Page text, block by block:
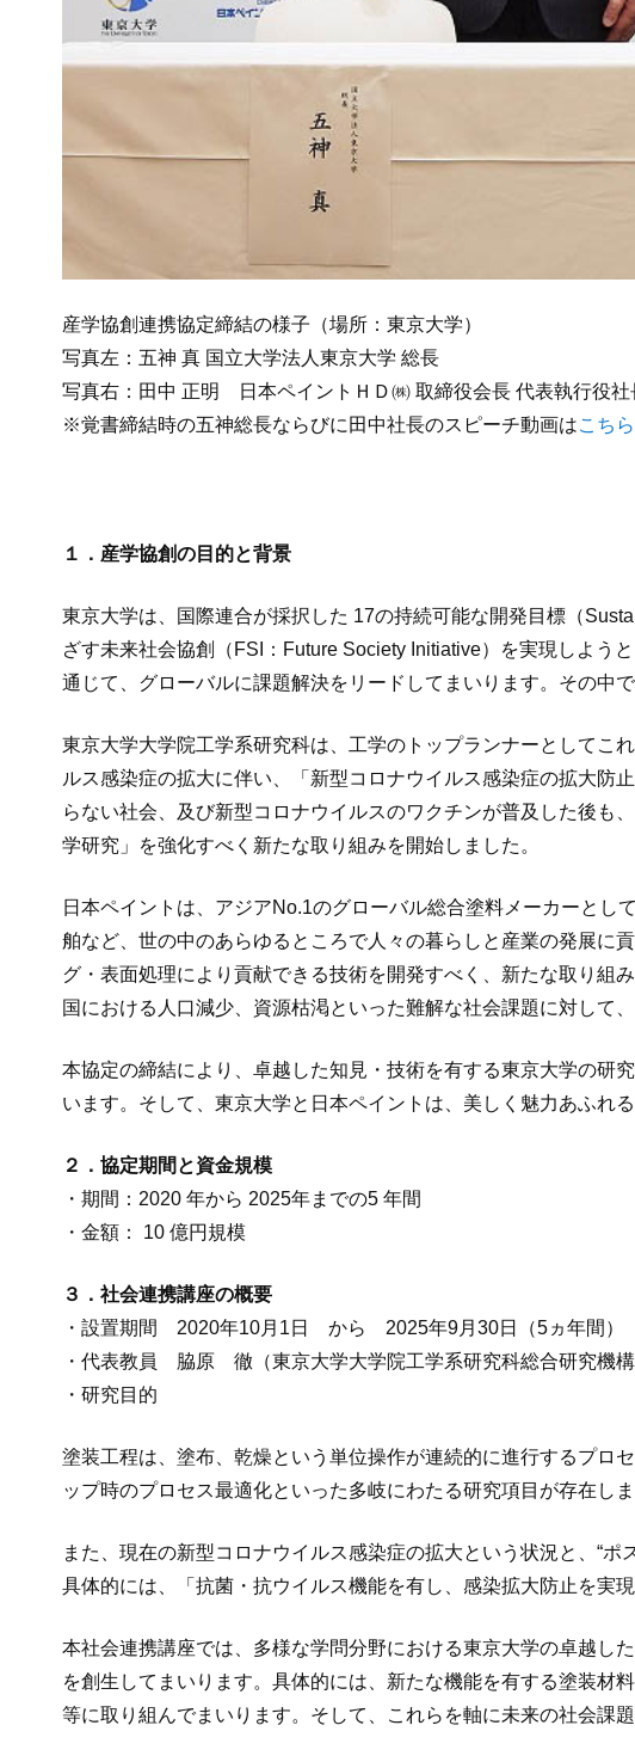
産学協創連携協定締結の様子（場所：東京大学）
写真左：五神 真 国立大学法人東京大学 総長
写真右：田中 正明 日本ペイントＨＤ㈱ 取締役会長 代表執行役社
※覚書締結時の五神総長ならびに田中社長のスピーチ動画はこちら
１．産学協創の目的と背景
東京大学は、国際連合が採択した 17の持続可能な開発目標（
ざす未来社会協創（FSI：Future Society Initiative）を実現しよう
通じて、グローバルに課題解決をリードしてまいります。その中
東京大学大学院工学系研究科は、工学のトップランナーとしてこ
ルス感染症の拡大に伴い、「新型コロナウイルス感染症の拡大防
らない社会、及び新型コロナウイルスのワクチンが普及した後も
学研究」を強化すべく新たな取り組みを開始しました。
日本ペイントは、アジアNo.1のグローバル総合塗料メーカーと
舶など、世の中のあらゆるところで人々の暮らしと産業の発展に
グ・表面処理により貢献できる技術を開発すべく、新たな取り組
国における人口減少、資源枯渇といった難解な社会課題に対して
本協定の締結により、卓越した知見・技術を有する東京大学の研
います。そして、東京大学と日本ペイントは、美しく魅力あふれ
２．協定期間と資金規模
・期間：2020 年から 2025年までの5 年間
・金額： 10 億円規模
３．社会連携講座の概要
・設置期間 2020年10月1日 から 2025年9月30日（5ヵ年間）
・代表教員 脇原 徹（東京大学大学院工学系研究科総合研究機
・研究目的
塗装工程は、塗布、乾燥という単位操作が連続的に進行するプロ
ップ時のプロセス最適化といった多岐にわたる研究項目が存在しま
また、現在の新型コロナウイルス感染症の拡大という状況と、“
具体的には、「抗菌・抗ウイルス機能を有し、感染拡大防止を実
本社会連携講座では、多様な学問分野における東京大学の卓越し
を創生してまいります。具体的には、新たな機能を有する塗装材
等に取り組んでまいります。そして、これらを軸に未来の社会課